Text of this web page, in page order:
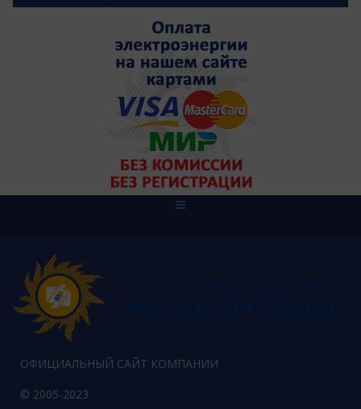
ОФИЦИАЛЬНЫЙ САЙТ КОМПАНИИ
© 2005-2023